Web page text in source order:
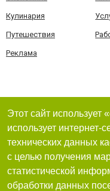
Кулинария
Путешествия
Реклама
Этот сайт использует
использует интернет-
технических данных
с целью получения
статистической
обработки данных